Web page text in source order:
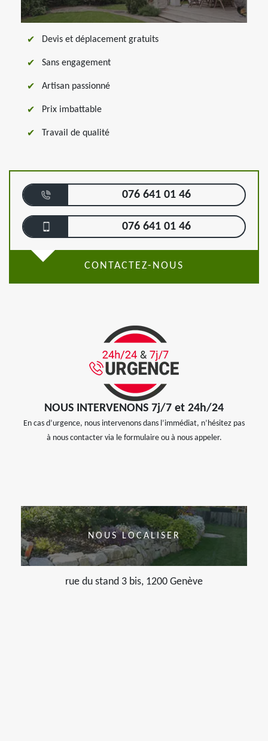
Devis et déplacement gratuits
Sans engagement
Artisan passionné
Prix imbattable
Travail de qualité
076 641 01 46
076 641 01 46
CONTACTEZ-NOUS
NOUS INTERVENONS 7j/7 et 24h/24
En cas d’urgence, nous intervenons dans l’immédiat, n’hésitez pas
à nous contacter via le formulaire ou à nous appeler.
NOUS LOCALISER
rue du stand 3 bis, 1200 Genève